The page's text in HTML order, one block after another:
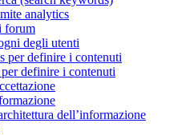
analytics
forum
degli utenti
per definire i contenuti
definire i contenuti
dell’informazione